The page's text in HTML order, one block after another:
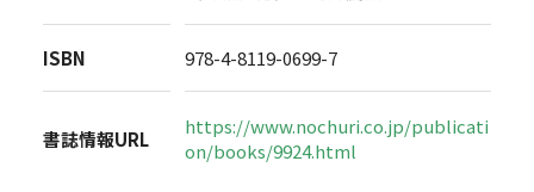
ISBN 978-4-8119-0699-7
書誌情報URL
https://www.nochuri.co.jp/publicati
on/books/9924.html